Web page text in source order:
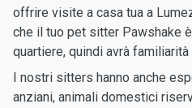
offrire visite a casa tua a
che il tuo pet sitter Pawshake
quartiere, quindi avrà familiarità
I nostri sitters hanno anche
anziani, animali domestici